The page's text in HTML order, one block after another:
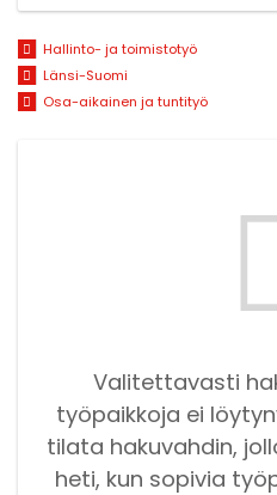
Hallinto- ja toimistotyö
Länsi-Suomi
Osa-aikainen ja tuntityö
Valitettavasti
työpaikkoja ei
tilata hakuvahdin,
heti, kun sopivia